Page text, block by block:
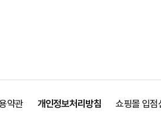
약관 개인정보처리방침 쇼핑몰 입점